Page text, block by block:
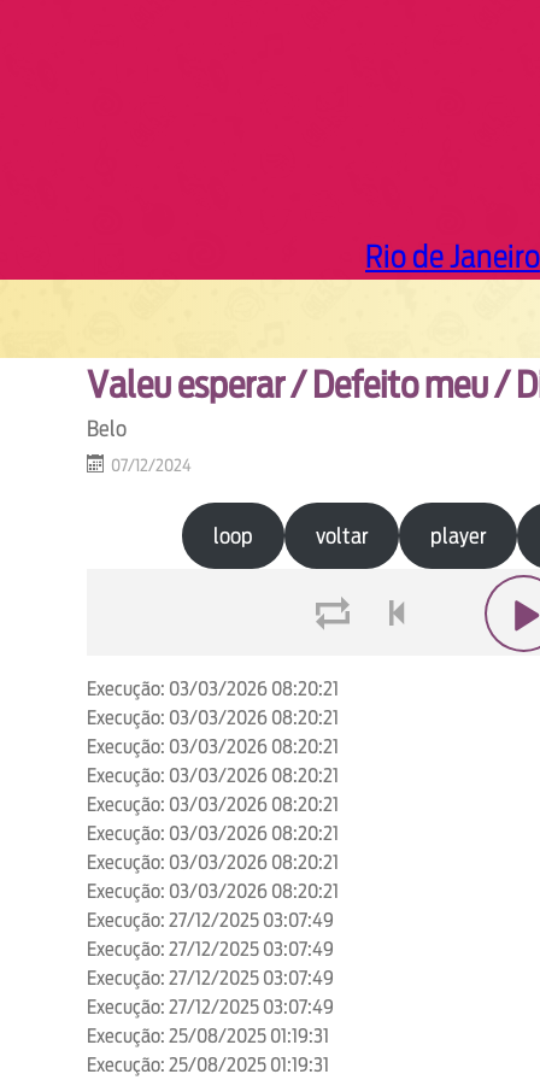
Rio de Janeiro
Valeu esperar / Defeito meu /
Belo
07/12/2024
loop voltar player
Execução: 03/03/2026 08:20:21
Execução: 03/03/2026 08:20:21
Execução: 03/03/2026 08:20:21
Execução: 03/03/2026 08:20:21
Execução: 03/03/2026 08:20:21
Execução: 03/03/2026 08:20:21
Execução: 03/03/2026 08:20:21
Execução: 03/03/2026 08:20:21
Execução: 27/12/2025 03:07:49
Execução: 27/12/2025 03:07:49
Execução: 27/12/2025 03:07:49
Execução: 27/12/2025 03:07:49
Execução: 25/08/2025 01:19:31
Execução: 25/08/2025 01:19:31